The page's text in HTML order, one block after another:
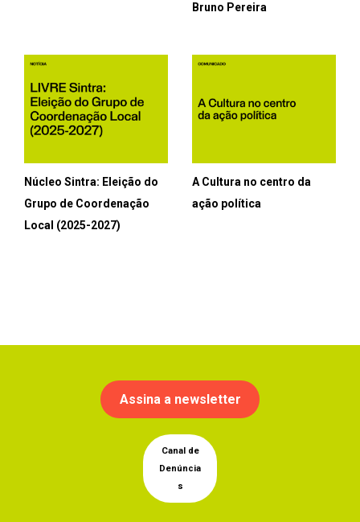
Bruno Pereira
Núcleo Sintra: Eleição do
Grupo de Coordenação
Local (2025-2027)
A Cultura no centro da
ação política
Assina a newsletter
Canal de
Denúncia
s